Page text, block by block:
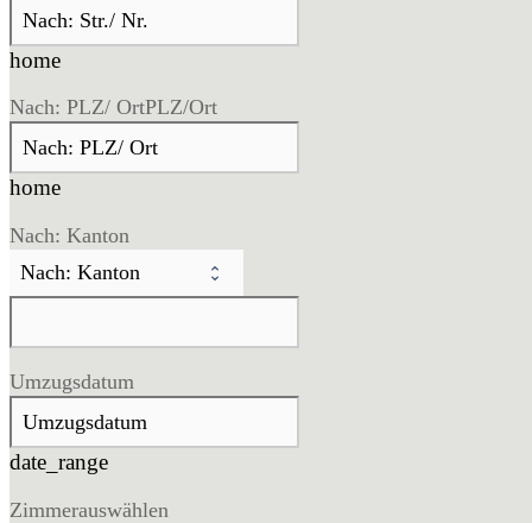
home
Nach: PLZ/ OrtPLZ/Ort
home
Nach: Kanton
Umzugsdatum
date_range
Zimmerauswählen